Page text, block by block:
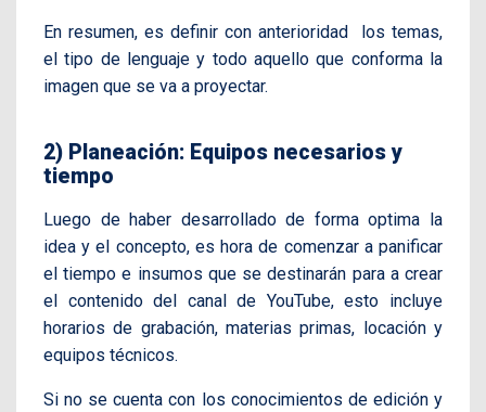
En resumen, es definir con anterioridad los temas,
el tipo de lenguaje y todo aquello que conforma la
imagen que se va a proyectar.
2) Planeación: Equipos necesarios y
tiempo
Luego de haber desarrollado de forma optima la
idea y el concepto, es hora de comenzar a panificar
el tiempo e insumos que se destinarán para a crear
el contenido del canal de YouTube, esto incluye
horarios de grabación, materias primas, locación y
equipos técnicos.
Si no se cuenta con los conocimientos de edición y